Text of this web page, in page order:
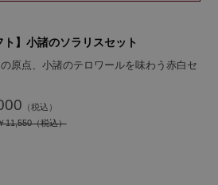
ト】小諸のソラリスセット
原点、小諸のテロワールを味わう赤白セ
11,550